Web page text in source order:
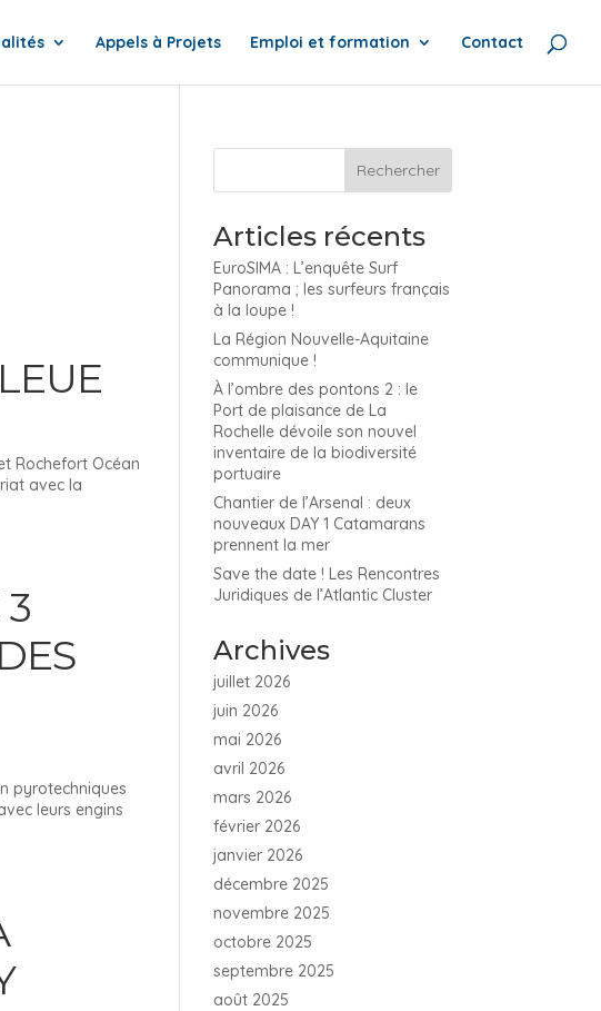
Appels à Projets Emploi et formation Contact
Rochefort Océan
avec la
pyrotechniques
leurs engins
Articles récents
EuroSIMA : L’enquête Surf
Panorama ; les surfeurs français
à la loupe !
La Région Nouvelle-Aquitaine
communique !
À l’ombre des pontons 2 : le
Port de plaisance de La
Rochelle dévoile son nouvel
inventaire de la biodiversité
portuaire
Chantier de l’Arsenal : deux
nouveaux DAY 1 Catamarans
prennent la mer
Save the date ! Les Rencontres
Juridiques de l’Atlantic Cluster
Archives
juillet 2026
juin 2026
mai 2026
avril 2026
mars 2026
février 2026
janvier 2026
décembre 2025
novembre 2025
octobre 2025
septembre 2025
août 2025